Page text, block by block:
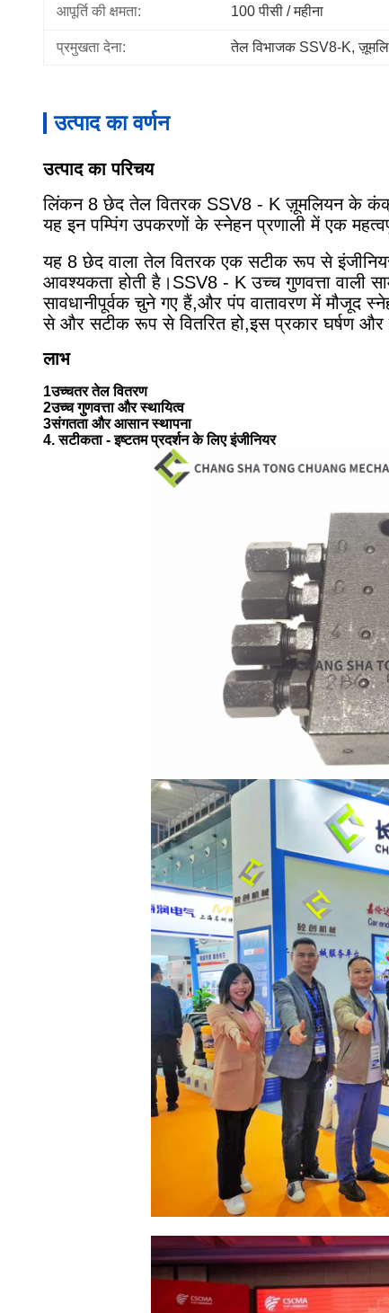
आपूर्ति की क्षमता: 100 पीसी / महीना
प्रमुखता देना: तेल विभाजक SSV8-K,
उत्पाद का वर्णन
उत्पाद का परिचय
लिंकन 8 छेद तेल वितरक SSV8 - K ज़ूमलियन के
यह इन पम्पिंग उपकरणों के स्नेहन प्रणाली में एक
यह 8 छेद वाला तेल वितरक एक सटीक रूप से
आवश्यकता होती है।SSV8 - K उच्च गुणवत्ता वाली
सावधानीपूर्वक चुने गए हैं,और पंप वातावरण में मौजूद
से और सटीक रूप से वितरित हो,इस प्रकार घर्षण
लाभ
1उच्चतर तेल वितरण
2उच्च गुणवत्ता और स्थायित्व
3संगतता और आसान स्थापना
4. सटीकता - इष्टतम प्रदर्शन के लिए इंजीनियर